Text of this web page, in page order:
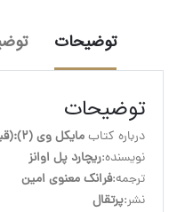
توضیحات
توضیحات
درباره کتاب مایکل وی (2):(قیام الجن)
نویسنده:ریچارد پل اوانز
ترجمه:فرانک معنوی امین
نشر:پرتقال